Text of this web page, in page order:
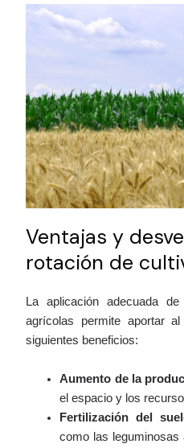
Ventajas y
rotación de
La aplicación adecuada
agrícolas permite aportar
siguientes beneficios:
Aumento de la
el espacio y los
Fertilización del
como las leguminosas